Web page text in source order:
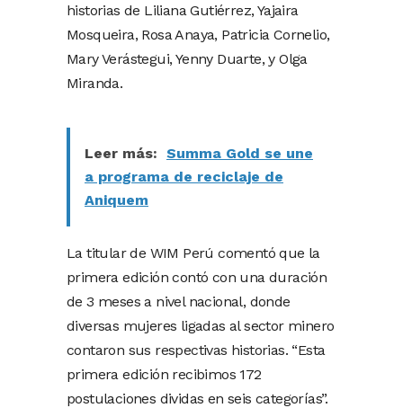
historias de Liliana Gutiérrez, Yajaira
Mosqueira, Rosa Anaya, Patricia Cornelio,
Mary Verástegui, Yenny Duarte, y Olga
Miranda.
Leer más: Summa Gold se une
a programa de reciclaje de
Aniquem
La titular de WIM Perú comentó que la
primera edición contó con una duración
de 3 meses a nivel nacional, donde
diversas mujeres ligadas al sector minero
contaron sus respectivas historias. “Esta
primera edición recibimos 172
postulaciones dividas en seis categorías”.